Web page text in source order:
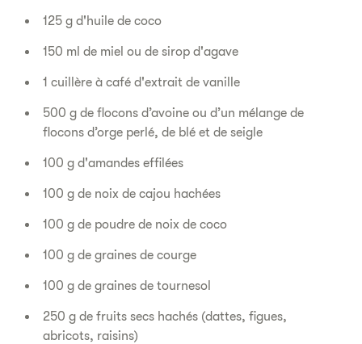
125 g d'huile de coco
150 ml de miel ou de sirop d'agave
1 cuillère à café d'extrait de vanille
500 g de flocons d’avoine ou d’un mélange de
flocons d’orge perlé, de blé et de seigle
100 g d'amandes effilées
100 g de noix de cajou hachées
100 g de poudre de noix de coco
100 g de graines de courge
100 g de graines de tournesol
250 g de fruits secs hachés (dattes, figues,
abricots, raisins)